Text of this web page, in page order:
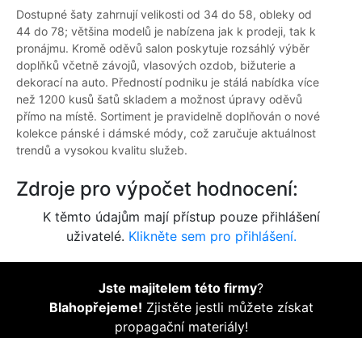
Dostupné šaty zahrnují velikosti od 34 do 58, obleky od
44 do 78; většina modelů je nabízena jak k prodeji, tak k
pronájmu. Kromě oděvů salon poskytuje rozsáhlý výběr
doplňků včetně závojů, vlasových ozdob, bižuterie a
dekorací na auto. Předností podniku je stálá nabídka více
než 1200 kusů šatů skladem a možnost úpravy oděvů
přímo na místě. Sortiment je pravidelně doplňován o nové
kolekce pánské i dámské módy, což zaručuje aktuálnost
trendů a vysokou kvalitu služeb.
Zdroje pro výpočet hodnocení:
K těmto údajům mají přístup pouze přihlášení
uživatelé. Klikněte sem pro přihlášení.
Jste majitelem této firmy?
Blahopřejeme! Zjistěte jestli můžete získat
propagační materiály!